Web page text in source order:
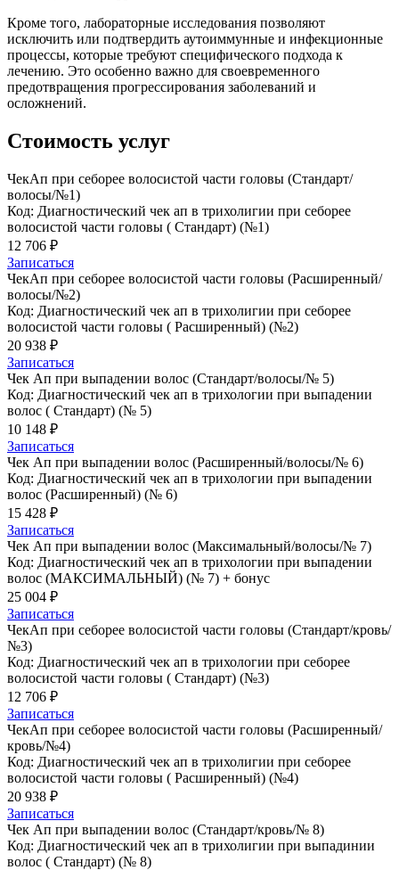
Кроме того, лабораторные исследования позволяют
исключить или подтвердить аутоиммунные и инфекционные
процессы, которые требуют специфического подхода к
лечению. Это особенно важно для своевременного
предотвращения прогрессирования заболеваний и
осложнений.
Стоимость услуг
ЧекАп при себорее волосистой части головы (Стандарт/
волосы/№1)
Код: Диагностический чек ап в трихолигии при себорее
волосистой части головы ( Стандарт) (№1)
12 706 ₽
Записаться
ЧекАп при себорее волосистой части головы (Расширенный/
волосы/№2)
Код: Диагностический чек ап в трихолигии при себорее
волосистой части головы ( Расширенный) (№2)
20 938 ₽
Записаться
Чек Ап при выпадении волос (Стандарт/волосы/№ 5)
Код: Диагностический чек ап в трихологии при выпадении
волос ( Стандарт) (№ 5)
10 148 ₽
Записаться
Чек Ап при выпадении волос (Расширенный/волосы/№ 6)
Код: Диагностический чек ап в трихологии при выпадении
волос (Расширенный) (№ 6)
15 428 ₽
Записаться
Чек Ап при выпадении волос (Максимальный/волосы/№ 7)
Код: Диагностический чек ап в трихологии при выпадении
волос (МАКСИМАЛЬНЫЙ) (№ 7) + бонус
25 004 ₽
Записаться
ЧекАп при себорее волосистой части головы (Стандарт/кровь/
№3)
Код: Диагностический чек ап в трихологии при себорее
волосистой части головы ( Стандарт) (№3)
12 706 ₽
Записаться
ЧекАп при себорее волосистой части головы (Расширенный/
кровь/№4)
Код: Диагностический чек ап в трихолигии при себорее
волосистой части головы ( Расширенный) (№4)
20 938 ₽
Записаться
Чек Ап при выпадении волос (Стандарт/кровь/№ 8)
Код: Диагностический чек ап в трихолигии при выпадинии
волос ( Стандарт) (№ 8)